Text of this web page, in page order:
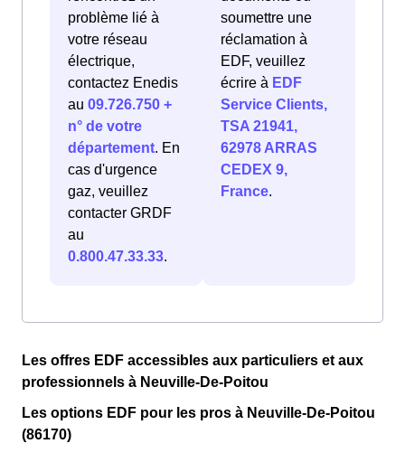
problème lié à
votre réseau
électrique,
contactez Enedis
au 09.726.750 +
n° de votre
département. En
cas d'urgence
gaz, veuillez
contacter GRDF
au
0.800.47.33.33.
soumettre une
réclamation à
EDF, veuillez
écrire à EDF
Service Clients,
TSA 21941,
62978 ARRAS
CEDEX 9,
France.
Les offres EDF accessibles aux particuliers et aux
professionnels à Neuville-De-Poitou
Les options EDF pour les pros à Neuville-De-Poitou
(86170)